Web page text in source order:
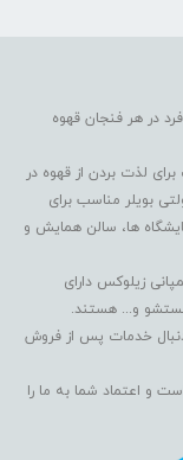
در هر فنجان قهوه
لذت بردن از قهوه در
بویلر مناسب برای
ها، سالن همایش و
زیلوکس دارای
و... هستند.
دنبال خدمات پس از فروش
و اعتماد شما به ما را